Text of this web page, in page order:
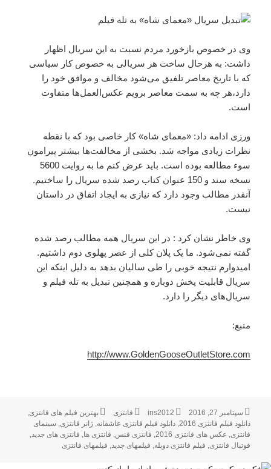
وی در خصوص بازخورد مردم نسبت به این سریال اظهار
داشت: به هرحال ساخت هر سریالی به خصوص کار سیاسی
که با تاریخ معاصر تلفیق می‌شود مخالف و موافق خود را
دارد،هر چه به سمت معاصر برویم عکس‌العمل‌ها متفاوت
است.
ورزی ادامه داد: «معمای شاه» کار خاصی بود که با نقطه
نظرات زیادی مواجه شد. بخشی از مخالفت‌ها بیشتر پیرامون
سوء مطالعه بوده است. باید عرض کنم ما به روایت 5600
نسخه سند و 150 عنوان کتاب رصد شده سریال را ساختیم.
آنقدر مطالب وجود دارد که نیازی به ایجاد اتفاق در داستان
نیست.
وی خاطر نشان کرد : در این سریال همه مطالب رصد شده
گفته نمی‌شود. ما یک پلان کلی از عصر پهلوی دوم داشتیم.
امیدوارم نتیجه خوبی را طی سالیان بدهد به دلیل اینکه این
سریال قابلیت پخش دوباره و همچنین تبدیل به تله فیلم و
سریال‌های دیگر را دارد.
منبع:
http://www.GoldenGooseOutletStore.com
ارسال
شده
در
سپتامبر 27, 2016 نویسنده
ins2012 دسته‌ها
فانتزی برچسب‌ها
بهترین فیلم های فانتزی,
دانلود فیلم فانتزی 2016
,دانلود فیلم فانتزی عاشقانه,ژانر فانتزی, سینمای
فانتزی, عکس های فانتزی 2016 , فانتزی فنس, فانتزی ها, فانتزی های جدید,
فوتبال فانتزی, فیلم فانتزی دوبله, فیلمهای جدید, فیلمهای فانتزی